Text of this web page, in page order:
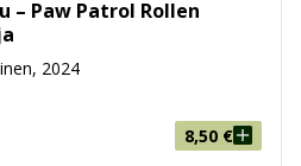
– Paw Patrol Rollen
2024
8,50 €